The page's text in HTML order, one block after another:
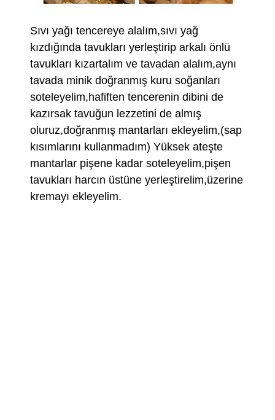
Sıvı yağı tencereye alalım,sıvı yağ
kızdığında tavukları yerleştirip arkalı önlü
tavukları kızartalım ve tavadan alalım,aynı
tavada minik doğranmış kuru soğanları
soteleyelim,hafiften tencerenin dibini de
kazırsak tavuğun lezzetini de almış
oluruz,doğranmış mantarları ekleyelim,(sap
kısımlarını kullanmadım) Yüksek ateşte
mantarlar pişene kadar soteleyelim,pişen
tavukları harcın üstüne yerleştirelim,üzerine
kremayı ekleyelim.